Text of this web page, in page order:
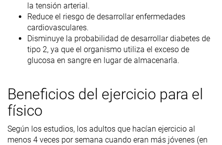
la tensión arterial.
Reduce el riesgo de desarrollar enfermedades
cardiovasculares.
Disminuye la probabilidad de desarrollar diabetes de
tipo 2, ya que el organismo utiliza el exceso de
glucosa en sangre en lugar de almacenarla.
Beneficios del ejercicio para el
físico
Según los estudios, los adultos que hacían ejercicio al
menos 4 veces por semana cuando eran más jóvenes (en